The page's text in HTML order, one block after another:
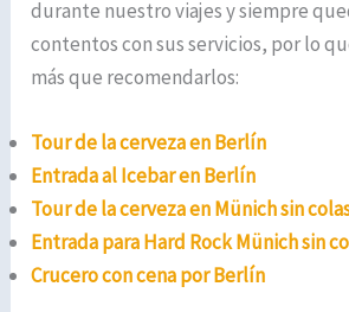
durante nuestro viajes y siempre
contentos con sus servicios, por lo
más que recomendarlos:
Tour de la cerveza en Berlín
Entrada al Icebar en Berlín
Tour de la cerveza en Münich sin
Entrada para Hard Rock Münich sin
Crucero con cena por Berlín